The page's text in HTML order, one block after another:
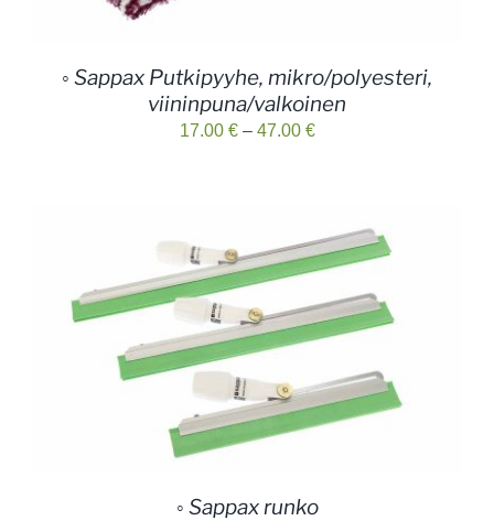
◦ Sappax Putkipyyhe, mikro/polyesteri,
viininpuna/valkoinen
17.00 € – 47.00 €Hintaluokka:
◦ Sappax runko